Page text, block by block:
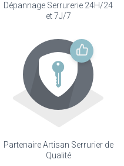
Dépannage Serrurerie 24H/24
et 7J/7
Partenaire Artisan Serrurier de
Qualité